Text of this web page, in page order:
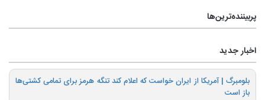
پربیننده‌ترین‌ها
اخبار جدید
بلومبرگ | آمریکا از ایران خواست که اعلام کند تنگه هرمز برای تمامی کشتی‌ها
باز است